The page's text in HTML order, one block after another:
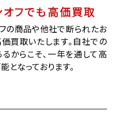
オフでも高価買取
の商品や他社で断られたお
買取いたします。自社での
からこそ、一年を通して高
となっております。